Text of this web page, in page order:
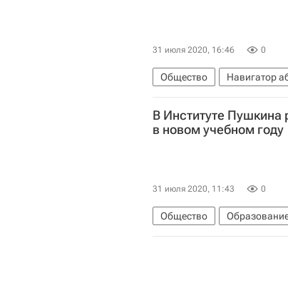
31 июля 2020, 16:46 0
Общество Навигатор
В Институте Пушкина
в новом учебном году
31 июля 2020, 11:43 0
Общество
Государственный